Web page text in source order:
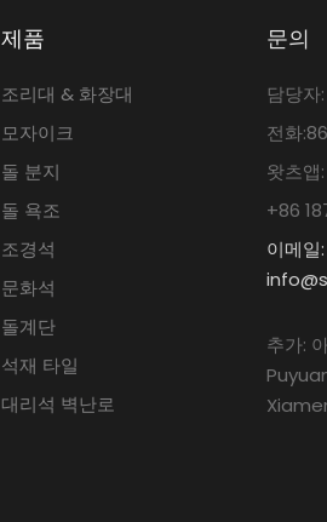
제품
조리대 & 화장대
모자이크
돌 분지
돌 욕조
조경석
문화석
돌계단
석재 타일
대리석 벽난로
문의
담당자
전화
왓츠앱
+86
이메일:
추가: